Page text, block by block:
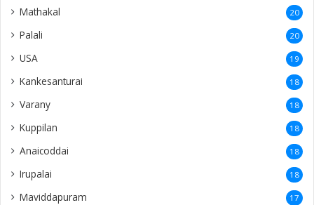
Mathakal 20
Palali 20
USA 19
Kankesanturai 18
Varany 18
Kuppilan 18
Anaicoddai 18
Irupalai 18
Maviddapuram 17